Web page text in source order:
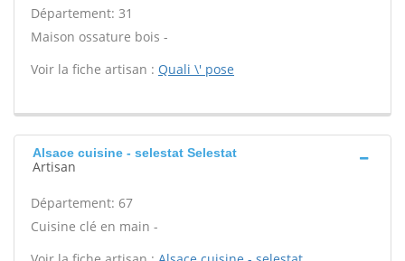
Département: 31
Maison ossature bois -
Voir la fiche artisan : Quali \' pose
Alsace cuisine - selestat Selestat
Artisan
Département: 67
Cuisine clé en main -